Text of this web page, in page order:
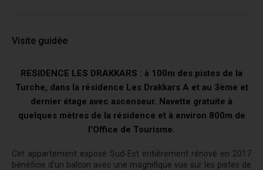
Visite guidée
RESIDENCE LES DRAKKARS : à 100m des pistes de la
Turche, dans la résidence Les Drakkars A et au 3ème et
dernier étage avec ascenseur. Navette gratuite à
quelques mètres de la résidence et à environ 800m de
l'Office de Tourisme.
Cet appartement exposé Sud-Est entièrement rénové en 2017
bénéficie d'un balcon avec une magnifique vue sur les pistes de